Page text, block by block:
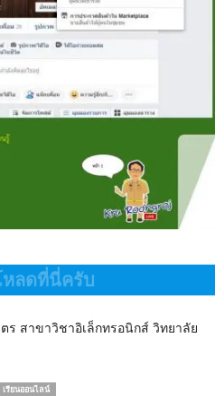
หลดที่นี่ครับ
สาขาวิชาอิเล็กทรอนิกส์ วิทยาลัย
เรียนออนไลน์